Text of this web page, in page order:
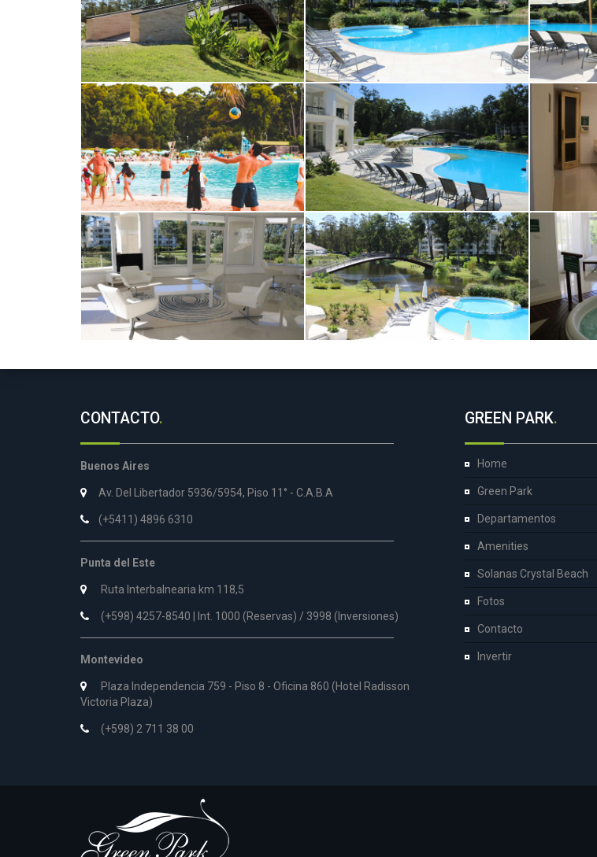
CONTACTO.
Buenos Aires
Av. Del Libertador 5936/5954, Piso 11° - C.A.B.A
(+5411) 4896 6310
Punta del Este
Ruta Interbalnearia km 118,5
(+598) 4257-8540 | Int. 1000 (Reservas) / 3998 (Inversiones)
Montevideo
Plaza Independencia 759 - Piso 8 - Oficina 860 (Hotel Radisson
Victoria Plaza)
(+598) 2 711 38 00
GREEN PARK.
Home
Green Park
Departamentos
Amenities
Solanas Crystal Beach
Fotos
Contacto
Invertir